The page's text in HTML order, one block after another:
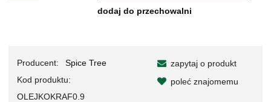
dodaj do przechowalni
Producent:
Spice Tree
Kod produktu:
OLEJKOKRAF0.9
zapytaj o produkt
poleć znajomemu